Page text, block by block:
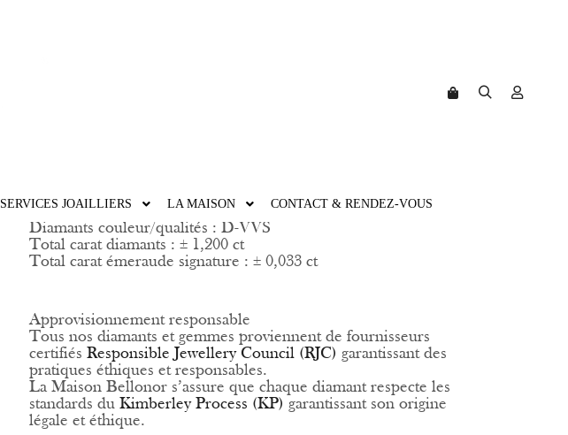
SERVICES JOAILLIERS LA MAISON CONTACT & RENDEZ-VOUS
Or Blanc 750/1000
Diamants couleur/qualités : D-VVS
Total carat diamants : ± 1,200 ct
Total carat émeraude signature : ± 0,033 ct
Approvisionnement responsable
Tous nos diamants et gemmes proviennent de fournisseurs
certifiésResponsible Jewellery Council (RJC) garantissant des
pratiques éthiques et responsables.
La Maison Bellonor s’assure que chaque diamant respecte les
standards duKimberley Process (KP) garantissant son origine
légale et éthique.